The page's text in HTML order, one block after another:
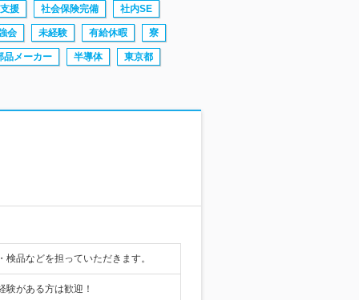
援 社会保険完備 社内SE
会 未経験 有給休暇 寮
品メーカー 半導体 東京都
品などを担っていただきます。
がある方は歓迎！